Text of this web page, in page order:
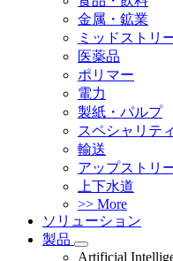
金属・鉱業
ミッドストリ
医薬品
ポリマー
電力
製紙・パルプ
スペシャリテ
輸送
アップストリ
上下水道
>> More
ソリューション
製品
Artificial